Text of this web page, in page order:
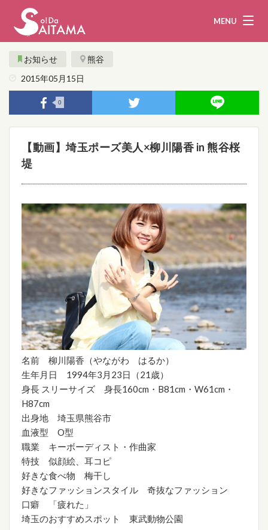
MENU
娯楽・観光
企業・団体 教育・医療
行政 まとめ！
地域から探す
募集！ お問い合わせ
運営団体 ライター
お知らせ
熊谷
2015年05月15日
0
【動画】埼玉ポーズ美人×柳川陽香 in 熊谷桜
堤
名前 柳川陽香（やながわ はるか）
生年月日 1994年3月23日（21歳）
身長 スリーサイズ 身長160cm・B81cm・W61cm・
H87cm
出身地 埼玉県熊谷市
血液型 O型
職業 キーボーディスト・作曲家
特技 似顔絵、耳コピ
好きな食べ物 梅干し
好きなファッションスタイル 奇抜なファッション
口癖 「疲れた」
埼玉のおすすめスポット 東武動物公園